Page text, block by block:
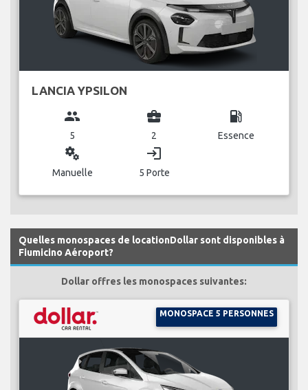
LANCIA YPSILON
group
5
business_center
2
local_gas_station
Essence
miscellaneous_services
Manuelle
login
5 Porte
Quelles monospaces de locationDollar sont disponibles à
Fiumicino Aéroport?
Dollar offres les monospaces suivantes:
MONOSPACE 5 PERSONNES